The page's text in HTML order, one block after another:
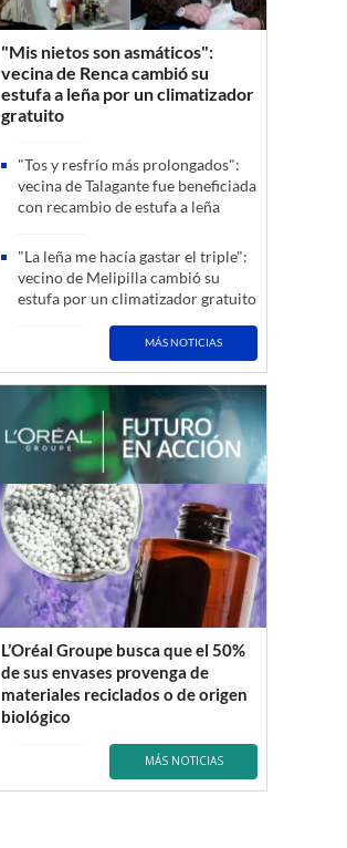
"Mis nietos son asmáticos":
vecina de Renca cambió su
estufa a leña por un climatizador
gratuito
"Tos y resfrío más prolongados":
vecina de Talagante fue beneficiada
con recambio de estufa a leña
"La leña me hacía gastar el triple":
vecino de Melipilla cambió su
estufa por un climatizador gratuito
MÁS NOTICIAS
L’Oréal Groupe busca que el 50%
de sus envases provenga de
materiales reciclados o de origen
biológico
MÁS NOTICIAS